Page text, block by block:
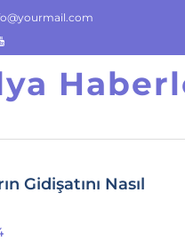
Gidişatını Nasıl